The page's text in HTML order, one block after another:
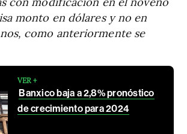
monto en dólares y no en
como anteriormente se
VER +
Banxico baja a 2,8% pronóstico
de crecimiento para 2024